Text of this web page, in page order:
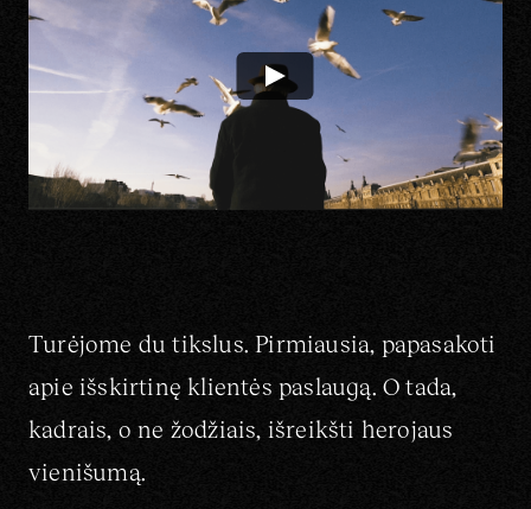
Turėjome du tikslus. Pirmiausia, papasakoti
apie išskirtinę klientės paslaugą. O tada,
kadrais, o ne žodžiais, išreikšti herojaus
vienišumą.